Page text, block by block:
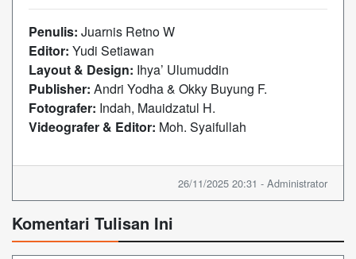
Penulis: Juarnis Retno W
Editor: Yudi Setiawan
Layout & Design: Ihya’ Ulumuddin
Publisher: Andri Yodha & Okky Buyung F.
Fotografer: Indah, Mauidzatul H.
Videografer & Editor: Moh. Syaifullah
26/11/2025 20:31 - Administrator
Komentari Tulisan Ini